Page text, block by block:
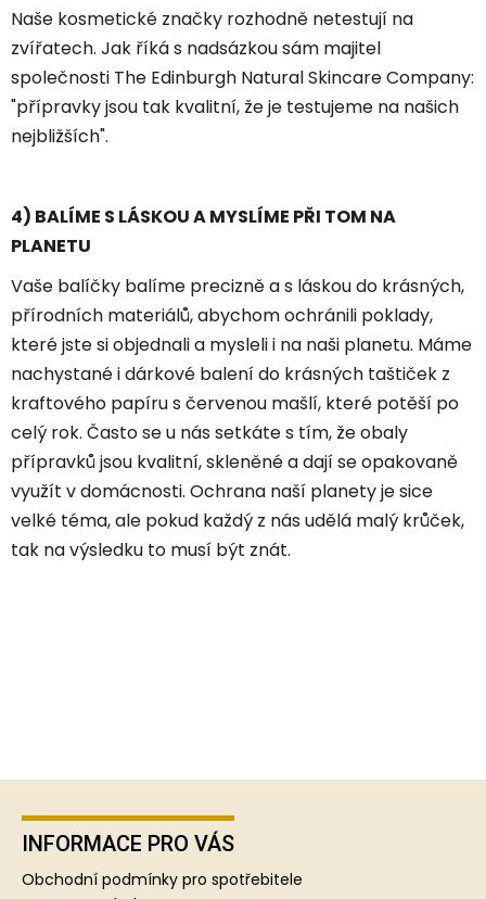
Naše kosmetické značky rozhodně netestují na
zvířatech. Jak říká s nadsázkou sám majitel
společnosti The Edinburgh Natural Skincare Company:
"přípravky jsou tak kvalitní, že je testujeme na našich
nejbližších".
4) BALÍME S LÁSKOU A MYSLÍME PŘI TOM NA
PLANETU
Vaše balíčky balíme precizně a s láskou do krásných,
přírodních materiálů, abychom ochránili poklady,
které jste si objednali a mysleli i na naši planetu. Máme
nachystané i dárkové balení do krásných taštiček z
kraftového papíru s červenou mašlí, které potěší po
celý rok. Často se u nás setkáte s tím, že obaly
přípravků jsou kvalitní, skleněné a dají se opakovaně
využít v domácnosti. Ochrana naší planety je sice
velké téma, ale pokud každý z nás udělá malý krůček,
tak na výsledku to musí být znát.
Z
INFORMACE PRO VÁS
Obchodní podmínky pro spotřebitele